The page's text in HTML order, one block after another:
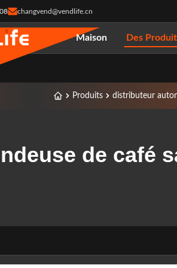
changvend@vendlife.cn
Maison Des
Produits distributeur
de café